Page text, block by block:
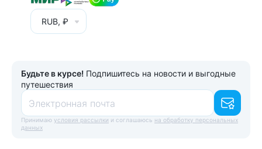
RUB, ₽
Будьте в курсе! Подпишитесь на новости и выгодные
путешествия
Электронная почта
Принимаю условия рассылки и соглашаюсь на обработку персональных
данных